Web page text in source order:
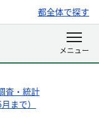
都全体で探す
査・統計
まで）